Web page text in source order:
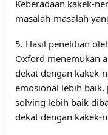
Keberadaan kakek-
masalah-masalah
5. Hasil penelitian
Oxford menemukan
dekat dengan kakek-
emosional lebih
solving lebih baik
dekat dengan kakek-